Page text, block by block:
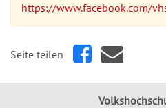
https://www.facebook.com/
Seite teilen